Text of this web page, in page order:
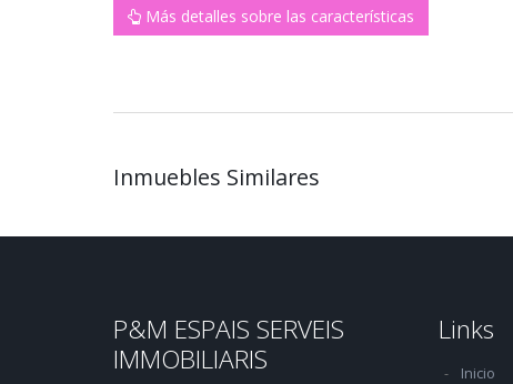
Más detalles sobre las características
Inmuebles Similares
P&M ESPAIS SERVEIS
IMMOBILIARIS
Links
Inicio